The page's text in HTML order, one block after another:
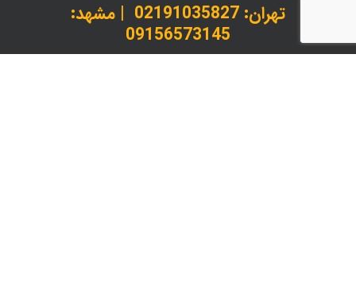
تهران: 02191035827 | مشهد:
09156573145